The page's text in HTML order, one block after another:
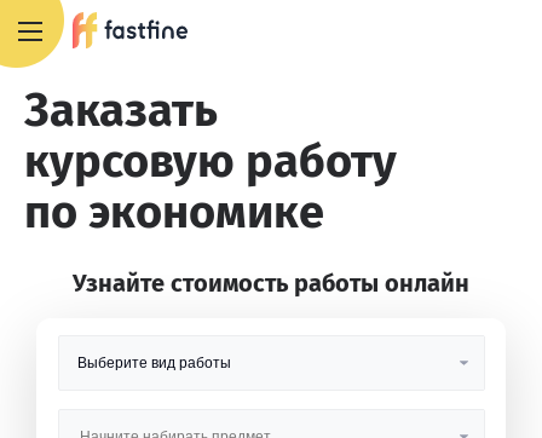
Заказать
курсовую работу
по экономике
Узнайте стоимость работы онлайн